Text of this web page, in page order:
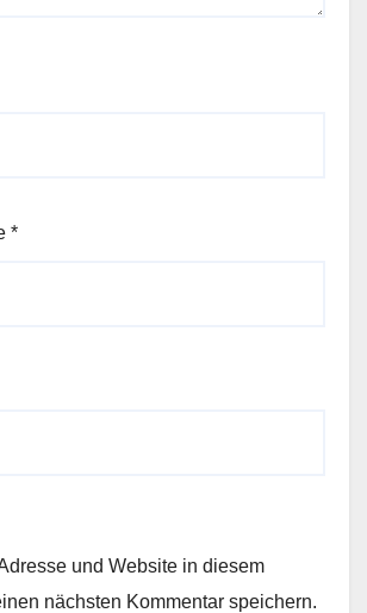
*
und Website in diesem
nächsten Kommentar speichern.